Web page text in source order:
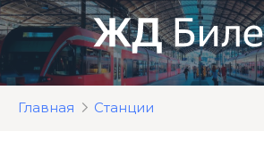
Перейти
к
контенту
Главная Станции